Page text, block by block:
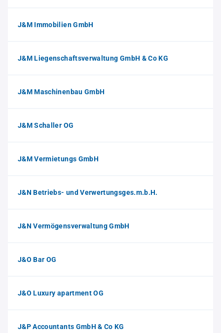
J&M Immobilien GmbH
J&M Liegenschaftsverwaltung GmbH & Co KG
J&M Maschinenbau GmbH
J&M Schaller OG
J&M Vermietungs GmbH
J&N Betriebs- und Verwertungsges.m.b.H.
J&N Vermögensverwaltung GmbH
J&O Bar OG
J&O Luxury apartment OG
J&P Accountants GmbH & Co KG